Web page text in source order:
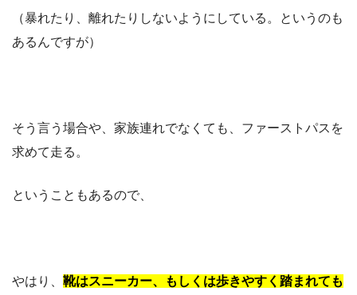
（暴れたり、離れたりしないようにしている。というのも
あるんですが）
そう言う場合や、家族連れでなくても、ファーストパスを
求めて走る。
ということもあるので、
やはり、 靴はスニーカー、もしくは歩きやすく踏まれても